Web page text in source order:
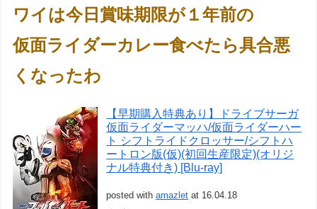
ワイは今日賞味期限が１年前の
仮面ライダーカレー食べたら具合悪
くなったわ
【早期購入特典あり】ドライブサーガ
仮面ライダーマッハ/仮面ライダーハー
ト シフトライドクロッサー/シフトハ
ートロン版(仮)(初回生産限定)(オリジ
ナル特典付き) [Blu-ray]
posted withamazlet at 16.04.18